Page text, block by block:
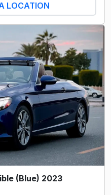
LOCATION
(Blue) 2023